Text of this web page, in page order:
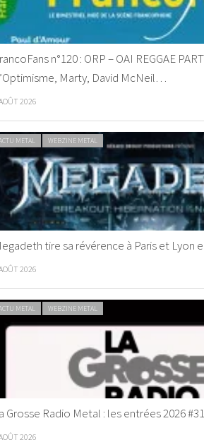
n°120 : ORP – OAI REGGAE
Marty, David McNeil…
2026
METAL WEBZINE METAL
tire sa révérence à Paris et Lyon
2026
METAL WEBZINE METAL
Grosse Radio Metal : les entrées 2026
2026